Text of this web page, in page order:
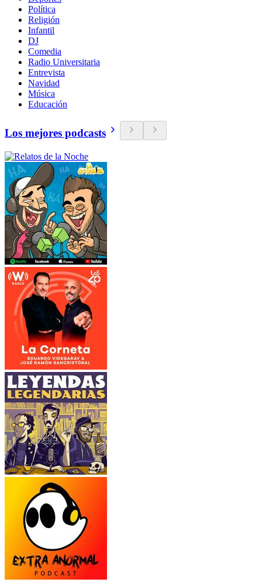
Política
Religión
Infantil
DJ
Comedia
Radio Universitaria
Entrevista
Navidad
Música
Educación
Los mejores podcasts